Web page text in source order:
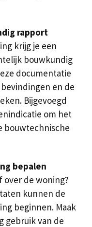
rapport
krijg je een
bouwkundig
documentatie
en de
Bijgevoegd
om het
bouwtechnische
bepalen
de woning?
kunnen de
beginnen. Maak
gebruik van de